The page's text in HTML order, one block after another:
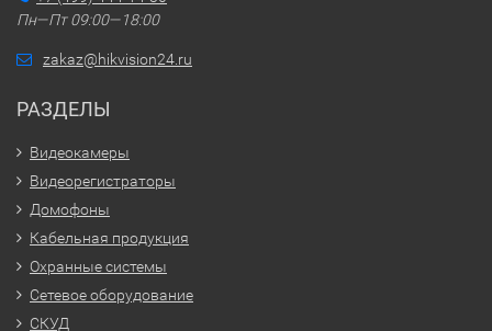
Пн—Пт 09:00—18:00
zakaz@hikvision24.ru
РАЗДЕЛЫ
Видеокамеры
Видеорегистраторы
Домофоны
Кабельная продукция
Охранные системы
Сетевое оборудование
СКУД